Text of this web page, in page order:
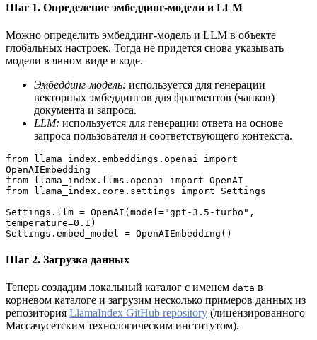
Шаг 1. Определение эмбеддинг-модели и LLM
Можно определить эмбеддинг-модель и LLM в объекте
глобальных настроек. Тогда не придется снова указывать
модели в явном виде в коде.
Эмбеддинг-модель: используется для генерации
векторных эмбеддингов для фрагментов (чанков)
документа и запроса.
LLM: используется для генерации ответа на основе
запроса пользователя и соответствующего контекста.
from llama_index.embeddings.openai import
OpenAIEmbedding
from llama_index.llms.openai import OpenAI
from llama_index.core.settings import Settings
Settings.llm = OpenAI(model="gpt-3.5-turbo",
temperature=0.1)
Settings.embed_model = OpenAIEmbedding()
Шаг 2. Загрузка данных
Теперь создадим локальный каталог с именем data в
корневом каталоге и загрузим несколько примеров данных из
репозитория LlamaIndex GitHub repository (лицензированного
Массачусетским технологическим институтом).